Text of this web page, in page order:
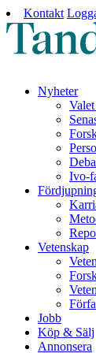
Kontakt
Nyheter
Ivo-
Vetenskap
Jobb
Köp & Sälj
Annonsera